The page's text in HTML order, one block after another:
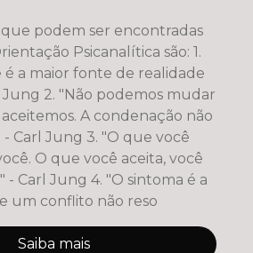
podem ser encontradas
é a maior fonte de realidade
mudar
A condenação não
3. "O que você
O que você aceita, você
4. "O sintoma é a
manifestação de um conflito não reso
Saiba mais